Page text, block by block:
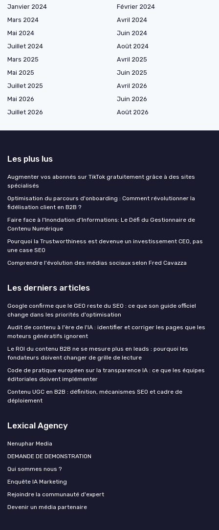
Janvier 2024
Février 2024
Mars 2024
Avril 2024
Mai 2024
Juin 2024
Juillet 2024
Août 2024
Mars 2025
Avril 2025
Mai 2025
Juin 2025
Juillet 2025
Avril 2026
Mai 2026
Juin 2026
Juillet 2026
Août 2026
Les plus lus
Augmenter vos abonnés sur TikTok gratuitement grâce à des sites
spécialisés
Optimisation du parcours d'onboarding : Comment révolutionner la
fidélisation client en B2B ?
Faire face à l'Inondation d'Informations: Le Défi du Gestionnaire de
Contenu Numérique
Pourquoi la Trustworthiness est devenue un investissement CEO, pas
une case SEO
Comprendre l'évolution des médias sociaux selon Fred Cavazza
Les derniers articles
Google confirme que le GEO reste du SEO : ce que son guide officiel
change dans les priorités d'optimisation
Audit de contenu à l'ère de l'IA : identifier et corriger les pages que les
moteurs génératifs ignorent
Le ROI du contenu B2B ne se mesure plus en leads : pourquoi les
fondateurs doivent changer de grille de lecture
Code de pratique européen sur la transparence IA : ce que les équipes
éditoriales doivent implémenter
Contenu UGC en B2B : définition, mécanismes SEO et cadre de
déploiement
Lexical Agency
Nenuphar Media
DEMANDE DE DEMONSTRATION
Qui sommes nous ?
Enquête IA Marketing
Rejoindre la communauté d'expert
Devenir un média partenaire